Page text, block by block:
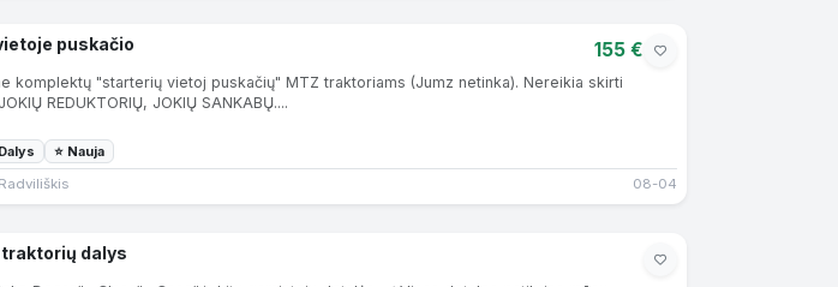
puskačio 155 €
komplektų "starterių vietoj puskačių" MTZ traktoriams (Jumz netinka). Nereikia skirti
REDUKTORIŲ, JOKIŲ SANKABŲ....
⭐ Nauja
Radviliškis 08-04
dalys